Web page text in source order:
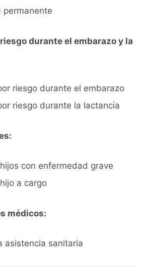
permanente
durante el embarazo y la
riesgo durante el embarazo
riesgo durante la lactancia
con enfermedad grave
a cargo
médicos:
asistencia sanitaria